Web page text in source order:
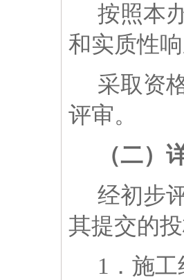
按照本
和实质性
采取资
评审。
（二）
经初步
其提交的
1 ．施